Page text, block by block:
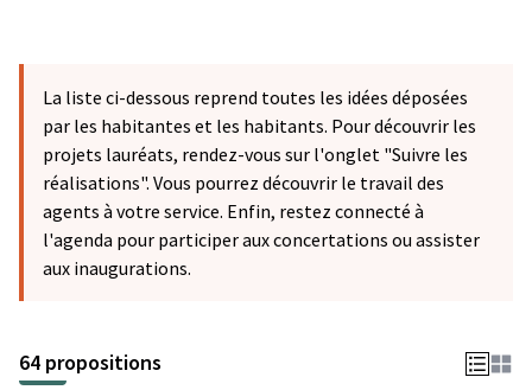
La liste ci-dessous reprend toutes les idées déposées
par les habitantes et les habitants. Pour découvrir les
projets lauréats, rendez-vous sur l'onglet "Suivre les
réalisations". Vous pourrez découvrir le travail des
agents à votre service. Enfin, restez connecté à
l'agenda pour participer aux concertations ou assister
aux inaugurations.
64 propositions